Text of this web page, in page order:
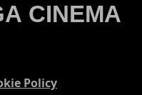
Policy